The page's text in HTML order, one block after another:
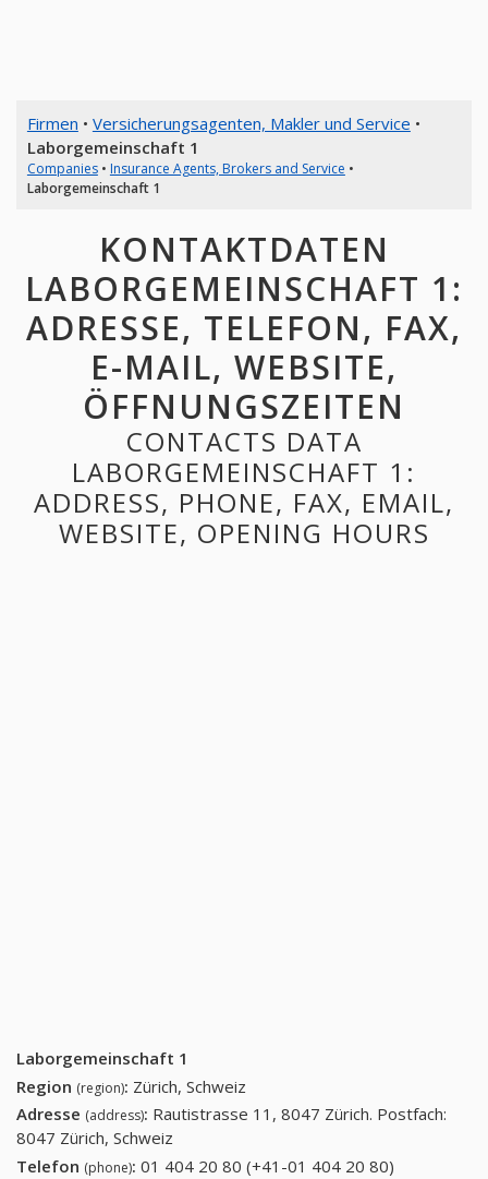
Firmen • Versicherungsagenten, Makler und Service •
Laborgemeinschaft 1
Companies• Insurance Agents, Brokers and Service •
Laborgemeinschaft 1
KONTAKTDATEN
LABORGEMEINSCHAFT 1:
ADRESSE, TELEFON, FAX,
E-MAIL, WEBSITE,
ÖFFNUNGSZEITEN
CONTACTS DATA
LABORGEMEINSCHAFT 1:
ADDRESS, PHONE, FAX, EMAIL,
WEBSITE, OPENING HOURS
Laborgemeinschaft 1
Region (region): Zürich, Schweiz
Adresse (address): Rautistrasse 11, 8047 Zürich. Postfach:
8047 Zürich, Schweiz
Telefon (phone): 01 404 20 80 (+41-01 404 20 80)